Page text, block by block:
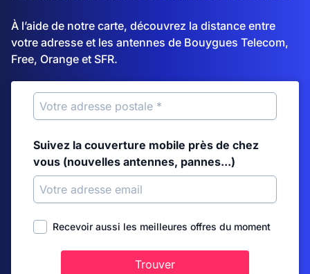
À l’aide de notre carte, découvrez la distance entre
votre adresse et les antennes de Bouygues Telecom,
Free, Orange et SFR.
Suivez la couverture mobile près de chez
vous (nouvelles antennes, pannes...)
Recevoir aussi les meilleures offres du moment
Trouver